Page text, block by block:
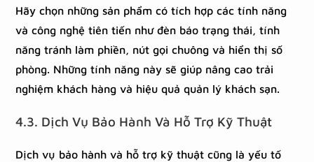
Hãy chọn những sản phẩm có tích hợp các tính năng
và công nghệ tiên tiến như đèn báo trạng thái, tính
năng tránh làm phiền, nút gọi chuông và hiển thị số
phòng. Những tính năng này sẽ giúp nâng cao trải
nghiệm khách hàng và hiệu quả quản lý khách sạn.
4.3. Dịch Vụ Bảo Hành Và Hỗ Trợ Kỹ Thuật
Dịch vụ bảo hành và hỗ trợ kỹ thuật cũng là yếu tố